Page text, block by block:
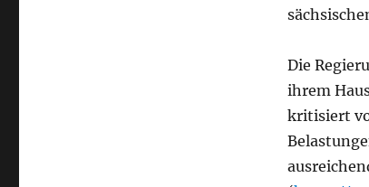
Die
ihrem
kritisiert